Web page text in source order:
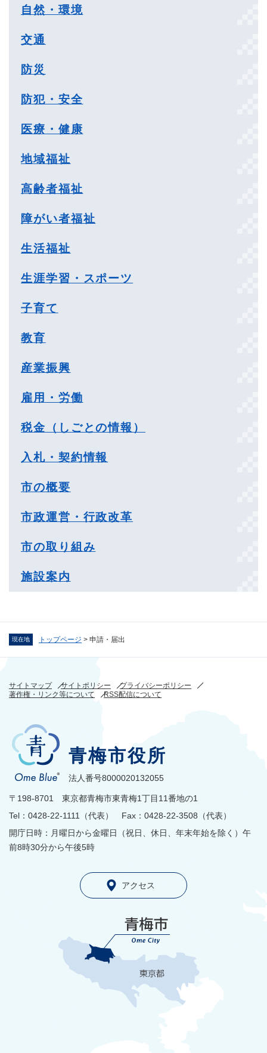
現在地 トップページ > 申請・届出
自然・環境
交通
防災
防犯・安全
医療・健康
地域福祉
高齢者福祉
障がい者福祉
生活福祉
生涯学習・スポーツ
子育て
教育
産業振興
雇用・労働
税金（しごとの情報）
入札・契約情報
市の概要
市政運営・行政改革
市の取り組み
施設案内
サイトマップ サイトポリシー
プライバシーポリシー
著作権・リンク等について
RSS配信について
青梅市役所
法人番号8000020132055
〒198-8701 東京都青梅市東青梅1丁目11番地の1
Tel：0428-22-1111（代表） Fax：0428-22-3508（代表）
開庁日時：月曜日から金曜日（祝日、休日、年末年始を除く）午
前8時30分から午後5時
アクセス